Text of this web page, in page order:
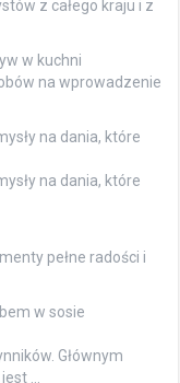
z całego kraju i z
w kuchni
na wprowadzenie
na dania, które
na dania, które
pełne radości i
w sosie
Głównym
…